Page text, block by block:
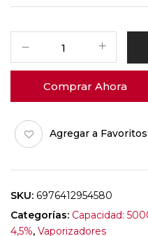
Comprar Ahora
Agregar a Favoritos
SKU: 6976412954580
Categorías: Capacidad:
4,5%, Vaporizadores